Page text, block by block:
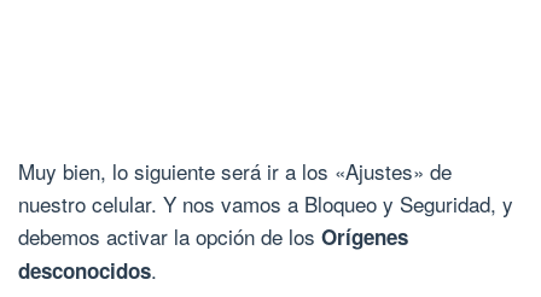
Muy bien, lo siguiente será ir a los «Ajustes» de
nuestro celular. Y nos vamos a Bloqueo y Seguridad, y
debemos activar la opción de los Orígenes
desconocidos.